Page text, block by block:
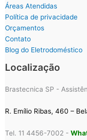
Áreas Atendidas
Política de privacidade
Orçamentos
Contato
Blog do Eletrodoméstico
Localização
Brastecnica SP -
R. Emílio Ribas, 460 –
Tel. 11 4456-7002 -